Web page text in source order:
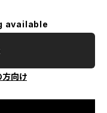
available
方向け